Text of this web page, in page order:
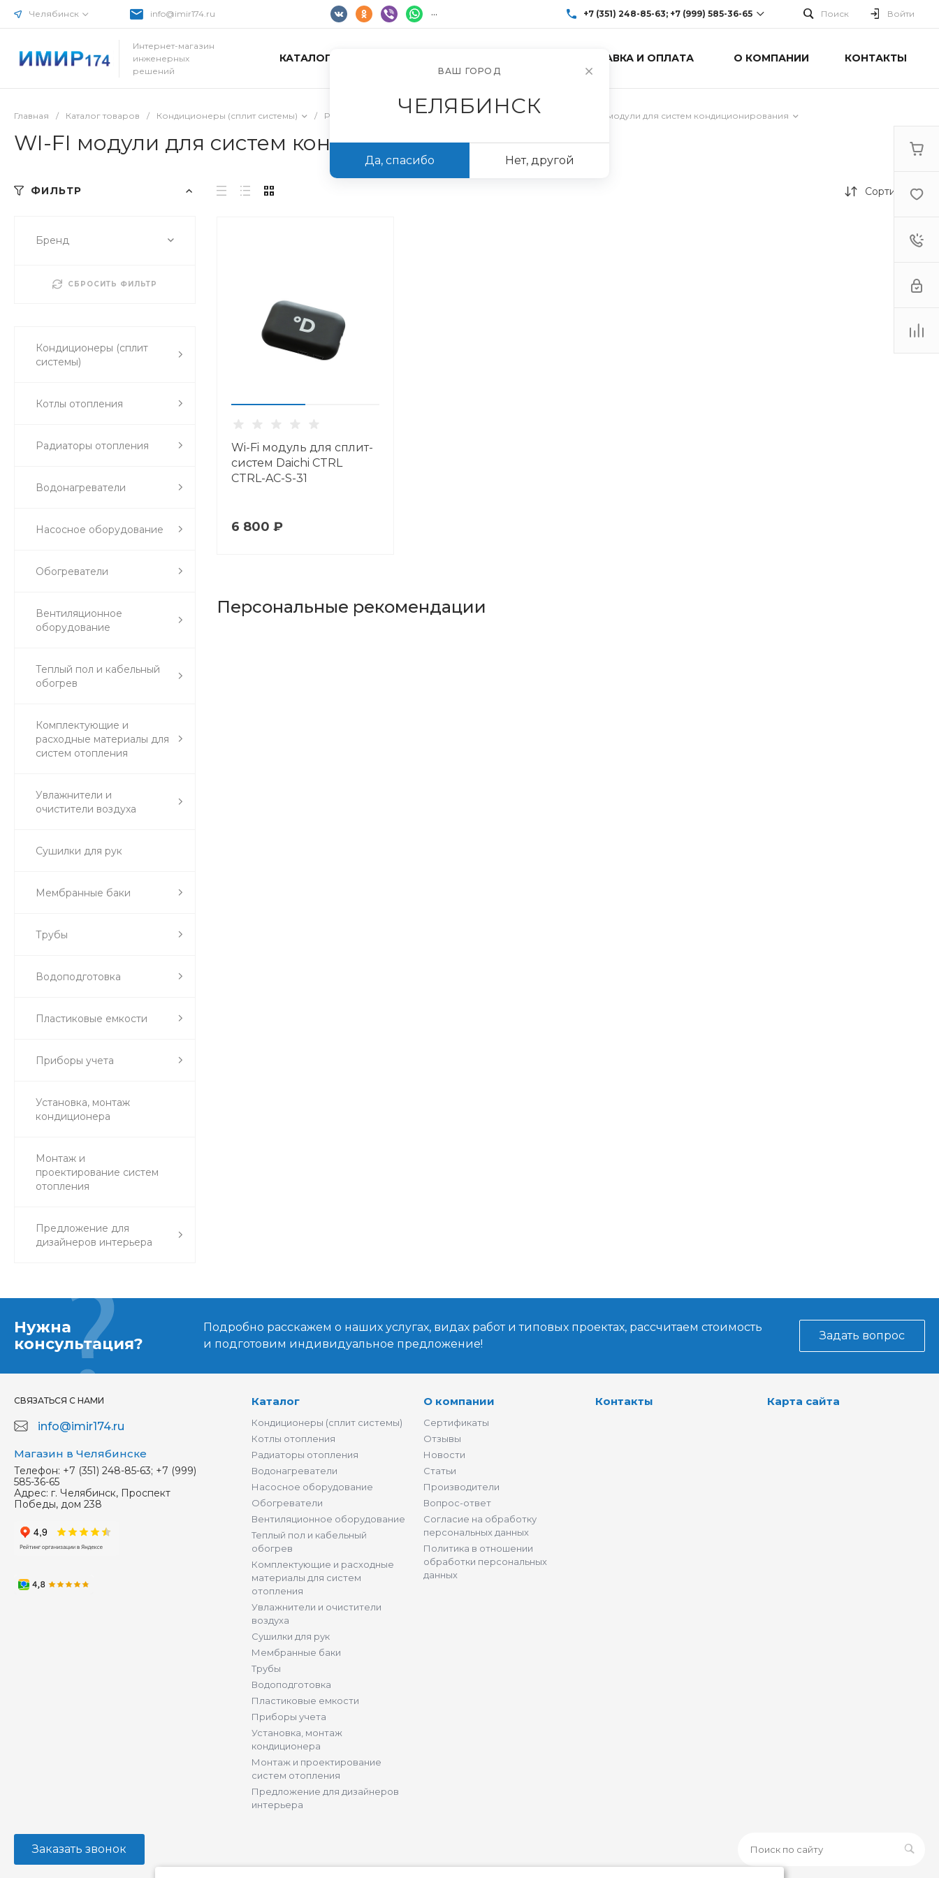
Челябинск info@imir174.ru ... +7 (351) 248-85-63; +7 (999) 585-36-65
+7 (351) 248-85-63; +7 (999) 585-36-65
Поиск Войти
Интернет-магазин
инженерных
решений
КАТАЛОГ ТОВАРОВ ДОСТАВКА И ОПЛАТА О КОМПАНИИ КОНТАКТЫ
Главная / Каталог товаров / Кондиционеры (сплит системы) / Расходные материалы для монтажа кондиционеров WI-FI модули для систем кондиционирования
WI-FI модули для систем кондиционирования
ФИЛЬТР
Бренд
СБРОСИТЬ ФИЛЬТР
Кондиционеры (сплит
системы)
Котлы отопления
Радиаторы отопления
Водонагреватели
Насосное оборудование
Обогреватели
Вентиляционное
оборудование
Теплый пол и кабельный
обогрев
Комплектующие и
расходные материалы для
систем отопления
Увлажнители и
очистители воздуха
Сушилки для рук
Мембранные баки
Трубы
Водоподготовка
Пластиковые емкости
Приборы учета
Установка, монтаж
кондиционера
Монтаж и
проектирование систем
отопления
Предложение для
дизайнеров интерьера
Сортировка
Wi-Fi модуль для сплит-
систем Daichi CTRL
CTRL-AC-S-31
6 800 ₽
Персональные рекомендации
Нужна
консультация?
Подробно расскажем о наших услугах, видах работ и типовых проектах, рассчитаем стоимость
и подготовим индивидуальное предложение!
Задать вопрос
СВЯЗАТЬСЯ С НАМИ
info@imir174.ru
Магазин в Челябинске
Телефон: +7 (351) 248-85-63; +7 (999)
585-36-65
Адрес: г. Челябинск, Проспект
Победы, дом 238
Каталог
Кондиционеры (сплит системы)
Котлы отопления
Радиаторы отопления
Водонагреватели
Насосное оборудование
Обогреватели
Вентиляционное оборудование
Теплый пол и кабельный
обогрев
Комплектующие и расходные
материалы для систем
отопления
Увлажнители и очистители
воздуха
Сушилки для рук
Мембранные баки
Трубы
Водоподготовка
Пластиковые емкости
Приборы учета
Установка, монтаж
кондиционера
Монтаж и проектирование
систем отопления
Предложение для дизайнеров
интерьера
О компании
Сертификаты
Отзывы
Новости
Статьи
Производители
Вопрос-ответ
Согласие на обработку
персональных данных
Политика в отношении
обработки персональных
данных
Контакты Карта сайта
Заказать звонок
ВАШ ГОРОД
ЧЕЛЯБИНСК
Да, спасибо Нет, другой